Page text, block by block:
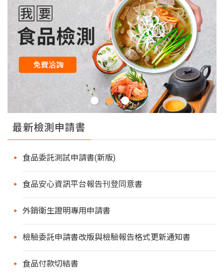
最新檢測申請書
食品委託測試申請書(新版)
食品安心資訊平台報告刊登同意書
外銷衛生證明專用申請書
檢驗委託申請書改版與檢驗報告格式更新通知書
食品付款切結書